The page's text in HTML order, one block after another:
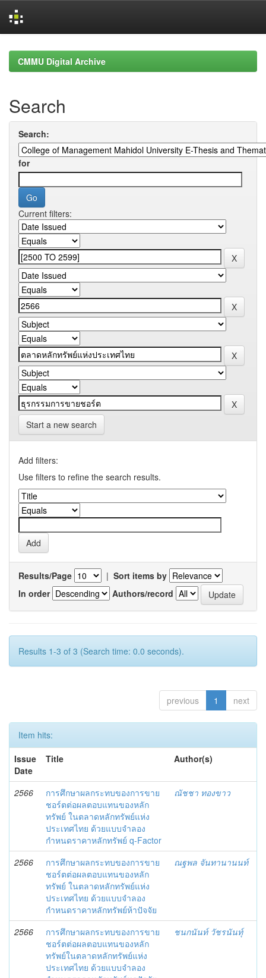
navigationCMMU Digital Archive
Search
Search:
for
Current filters:
Start a new search
Add filters:
Use filters to refine the search results.
Results/Page | Sort items by
In order
Authors/record
Results 1-3 of 3 (Search time: 0.0 seconds).
previous 1 next
Item hits:
Issue
Date
Title Author(s)
2566
การศึกษาผลกระทบของการขาย
ชอร์ตต่อผลตอบแทนของหลัก
ทรัพย์ ในตลาดหลักทรัพย์แห่ง
ประเทศไทย ด้วยแบบจำลอง
กำหนดราคาหลักทรัพย์ q-Factor
ณัชชา ทองขาว
2566
การศึกษาผลกระทบของการขาย
ชอร์ตต่อผลตอบแทนของหลัก
ทรัพย์ ในตลาดหลักทรัพย์แห่ง
ประเทศไทย ด้วยแบบจำลอง
กำหนดราคาหลักทรัพย์ห้าปัจจัย
ณฐพล จันทานานนท์
2566
การศึกษาผลกระทบของการขาย
ชอร์ตต่อผลตอบแทนของหลัก
ทรัพย์ในตลาดหลักทรัพย์แห่ง
ประเทศไทย ด้วยแบบจำลอง
ชนกนันท์ วัชรนันทุ์